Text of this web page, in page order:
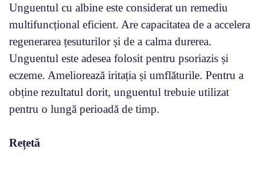
Unguentul cu albine este considerat un remediu
multifuncțional eficient. Are capacitatea de a accelera
regenerarea țesuturilor și de a calma durerea.
Unguentul este adesea folosit pentru psoriazis și
eczeme. Ameliorează iritația și umflăturile. Pentru a
obține rezultatul dorit, unguentul trebuie utilizat
pentru o lungă perioadă de timp.
Rețetă